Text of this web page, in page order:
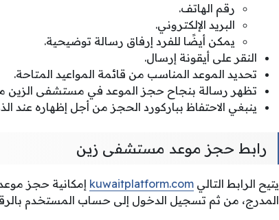
رقم الهاتف.
البريد الإلكتروني.
يمكن أيضًا للفرد إرفاق رسالة توضيحية.
النقر على أيقونة إرسال.
تحديد الموعد المناسب من قائمة المواعيد المتاحة.
تظهر رسالة بنجاح حجز الموعد في مستشفى الزين
ينبغي الاحتفاظ بباركورد الحجز من أجل إظهاره عند
رابط حجز موعد مستشفى زين
يتيح الرابط التالي kuwaitplatform.com إمكانية حجز
المدرج، من ثم تسجيل الدخول إلى حساب المستخدم